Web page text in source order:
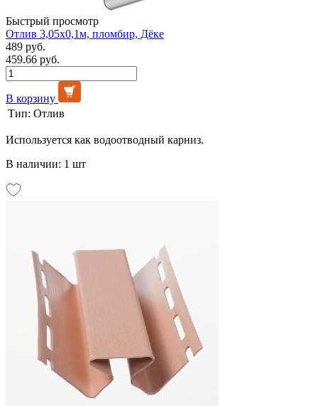
Быстрый просмотр
Отлив 3,05х0,1м, пломбир, Дёке
489 руб.
459.66 руб.
В корзину
Тип: Отлив
Используется как водоотводный карниз.
В наличии: 1 шт